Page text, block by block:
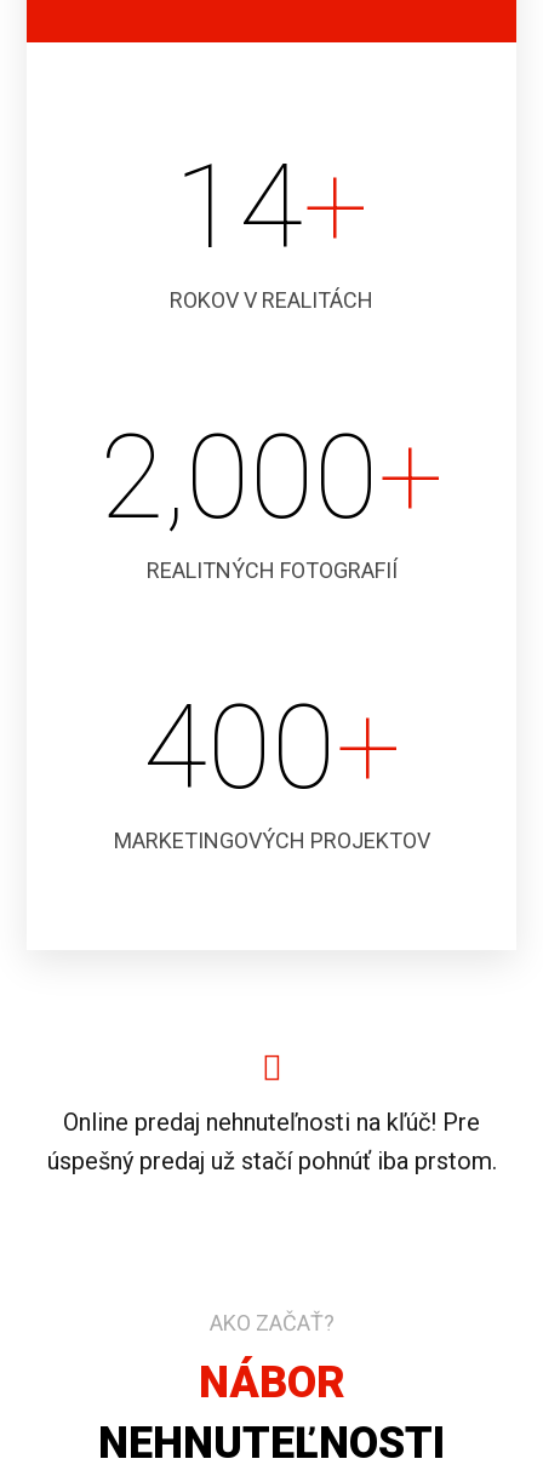
14+
ROKOV V REALITÁCH
2,000+
REALITNÝCH FOTOGRAFIÍ
400+
MARKETINGOVÝCH PROJEKTOV
Online predaj nehnuteľnosti na kľúč! Pre
úspešný predaj už stačí pohnúť iba prstom.
AKO ZAČAŤ?
NÁBOR
NEHNUTEĽNOSTI